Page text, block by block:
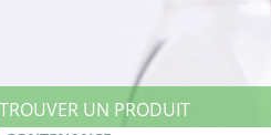
TROUVER UN PRODUIT